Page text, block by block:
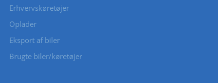
Erhvervskøretøjer
Oplader
Eksport af biler
Brugte biler/køretøjer